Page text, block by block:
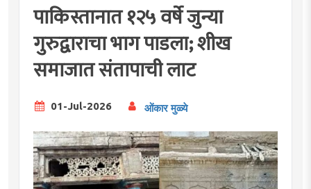
पाकिस्तानात १२५ वर्षे जुन्या
गुरुद्वाराचा भाग पाडला; शीख
समाजात संतापाची लाट
01-Jul-2026 ओंकार मुळ्ये